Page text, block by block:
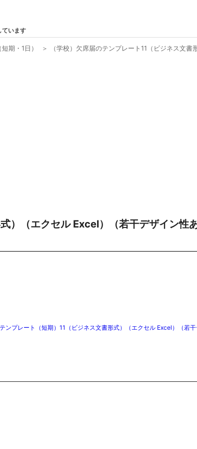
ています
期・1日） ＞ （学校）欠席届のテンプレート11（ビジネス文
）（エクセル Excel）（若干デザイン性
ンプレート（短期）11（ビジネス文書形式）（エクセル Excel）（若